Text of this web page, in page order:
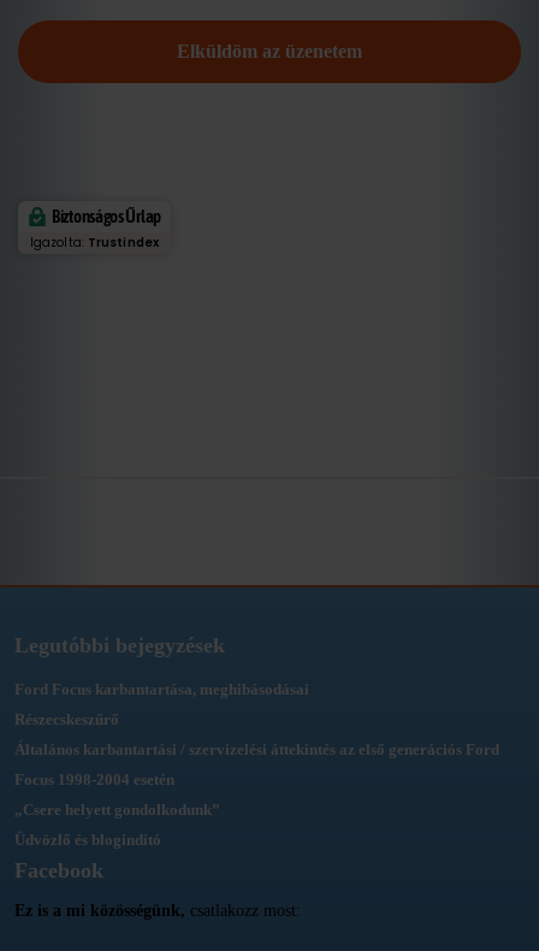
Biztonságos Űrlap
Igazolta: Trustindex
Legutóbbi bejegyzések
Ford Focus karbantartása, meghibásodásai
Részecskeszűrő
Általános karbantartási / szervizelési áttekintés az első generációs Ford
Focus 1998-2004 esetén
„Csere helyett gondolkodunk”
Üdvözlő és blogindító
Facebook
Ez is a mi közösségünk, csatlakozz most: